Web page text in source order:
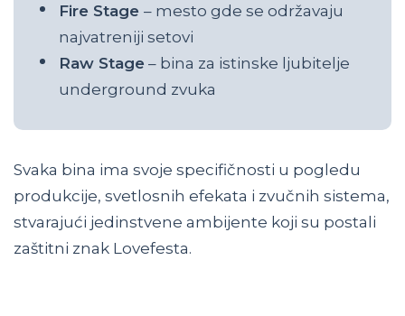
Fire Stage – mesto gde se održavaju
najvatreniji setovi
Raw Stage – bina za istinske ljubitelje
underground zvuka
Svaka bina ima svoje specifičnosti u pogledu
produkcije, svetlosnih efekata i zvučnih sistema,
stvarajući jedinstvene ambijente koji su postali
zaštitni znak Lovefesta.